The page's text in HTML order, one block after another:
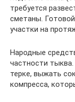
требуется
сметаны.
участки на
Народные
частности
терке, выжать
компресса,